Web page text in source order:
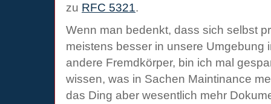
zu RFC 5321.
Wenn man bedenkt, dass sich selbst
meistens besser in unsere Umgebung
andere Fremdkörper, bin ich mal
wissen, was in Sachen Maintinance
das Ding aber wesentlich mehr